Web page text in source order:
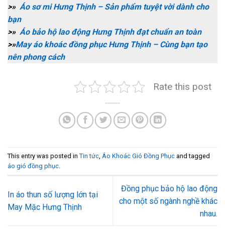
>» Áo sơ mi Hưng Thịnh – Sản phẩm tuyệt vời dành cho
bạn
>» Áo bảo hộ lao động Hưng Thịnh đạt chuẩn an toàn
>»May áo khoác đồng phục Hưng Thịnh – Cùng bạn tạo
nên phong cách
Rate this post
This entry was posted in Tin tức Áo Khoác Gió Đồng Phục and tagged
áo gió đồng phục
In áo thun số lượng lớn tại
May Mặc Hưng Thịnh
Đồng phục bảo hộ lao động
cho một số ngành nghề khác
nhau.